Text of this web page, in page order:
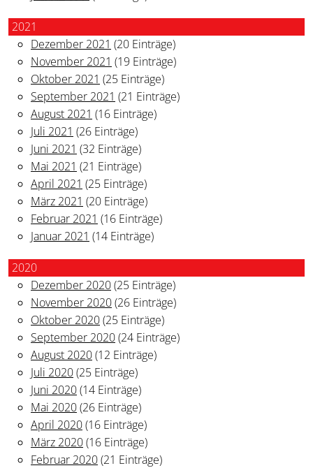
2021
Dezember 2021 (20 Einträge)
November 2021 (19 Einträge)
Oktober 2021 (25 Einträge)
September 2021 (21 Einträge)
August 2021 (16 Einträge)
Juli 2021 (26 Einträge)
Juni 2021 (32 Einträge)
Mai 2021 (21 Einträge)
April 2021 (25 Einträge)
März 2021 (20 Einträge)
Februar 2021 (16 Einträge)
Januar 2021 (14 Einträge)
2020
Dezember 2020(25 Einträge)
November 2020(26 Einträge)
Oktober 2020(25 Einträge)
September 2020(24 Einträge)
August 2020(12 Einträge)
Juli 2020(25 Einträge)
Juni 2020(14 Einträge)
Mai 2020(26 Einträge)
April 2020(16 Einträge)
März 2020(16 Einträge)
Februar 2020(21 Einträge)